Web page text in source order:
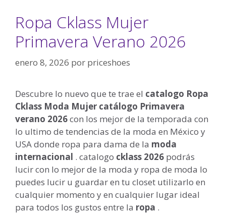
Ropa Cklass Mujer
Primavera Verano 2026
enero 8, 2026 por priceshoes
Descubre lo nuevo que te trae el catalogo Ropa
Cklass Moda Mujer catálogo Primavera
verano 2026con los mejor de la temporada con
lo ultimo de tendencias de la moda en México y
USA donde ropa para dama de la moda
internacional . catalogo cklass 2026 podrás
lucir con lo mejor de la moda y ropa de moda lo
puedes lucir u guardar en tu closet utilizarlo en
cualquier momento y en cualquier lugar ideal
para todos los gustos entre la ropa .